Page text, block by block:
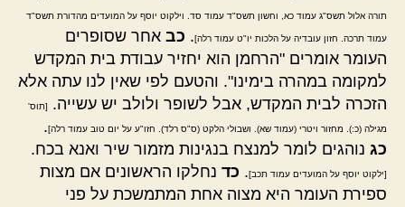
תורה אלול תשס"ג עמוד כא, וחשון תשס"ד עמוד סד. וילקוט יוסף על המועדים מהדורת תשס"ד
עמוד תרכה. חזון עובדיה על הלכות יו"ט עמוד רלה]. כב אחר שסופרים
העומר אומרים "הרחמן הוא יחזיר עבודת בית המקדש
למקומה במהרה בימינו". והטעם לפי שאין לנו עתה אלא
הזכרה לבית המקדש, אבל לשופר ולולב יש עשייה.
[תוס'
מגילה (כ:). מחזור ויטרי (עמוד שא). ושבולי הלקט (ס"ס רלד). חזו"ע על יום טוב עמוד רלה].
כג נוהגים לומר למנצח בנגינות מזמור שיר ואנא בכח.
[ילקוט יוסף על המועדים עמוד תכב]. כד נחלקו הראשונים אם מצות
ספירת העומר היא מצוה אחת המתמשכת על פני